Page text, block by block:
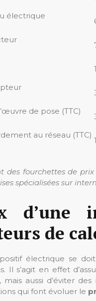
électrique
de pose (TTC)
au réseau (TTC)
des fourchettes de
spécialisées sur
d’une
de
électrique se
Il s’agit en effet
mais aussi d’éviter
qui font évoluer le